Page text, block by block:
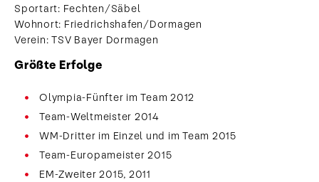
Sportart: Fechten/Säbel
Wohnort: Friedrichshafen/Dormagen
Verein: TSV Bayer Dormagen
Größte Erfolge
Olympia-Fünfter im Team 2012
Team-Weltmeister 2014
WM-Dritter im Einzel und im Team 2015
Team-Europameister 2015
EM-Zweiter 2015, 2011